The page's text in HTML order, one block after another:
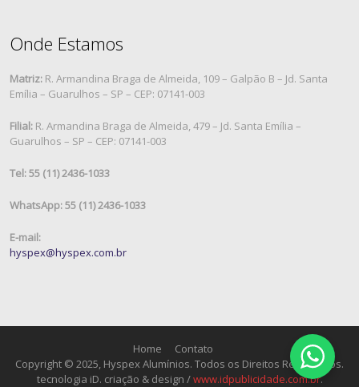
Onde Estamos
Matriz: R. Armandina Braga de Almeida, 109 – Galpão B – Jd. Santa
Emília – Guarulhos – SP – CEP: 07141-003
Filial: R. Armandina Braga de Almeida, 479 – Jd. Santa Emília –
Guarulhos – SP – CEP: 07141-003
Tel: 55 (11) 2436-1033
WhatsApp: 55 (11) 2436-1033
E-mail:
hyspex@hyspex.com.br
Home
Contato
Copyright © 2025, Hyspex Alumínios. Todos os Direitos Reservados.
tecnologia iD. criação & design /www.idpublicidade.com.br.